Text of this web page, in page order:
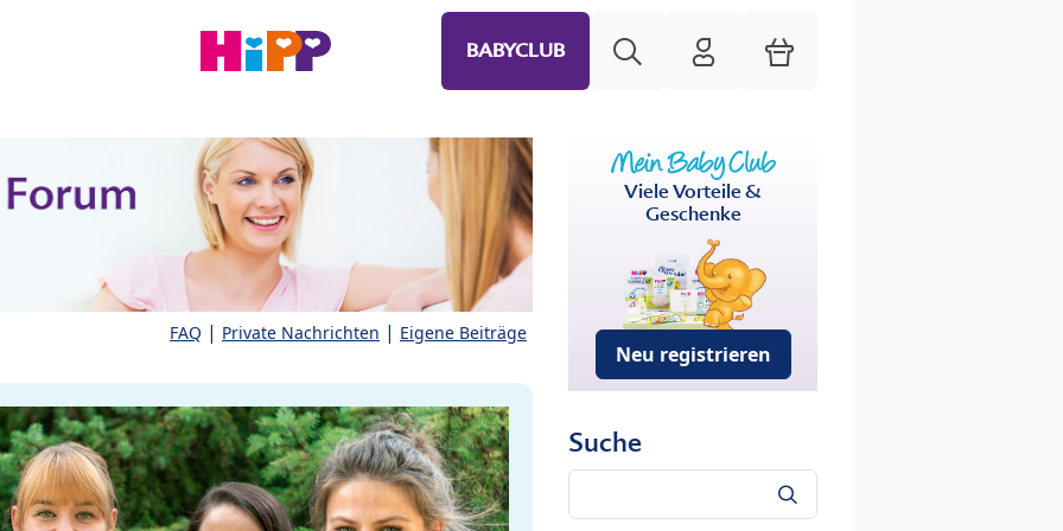
BABYCLUB HiPP Mein Babyclub
Warenkorb
FAQ | Private Nachrichten | Eigene Beiträge
Viele Vorteile &
Geschenke
Neu registrieren
Suche